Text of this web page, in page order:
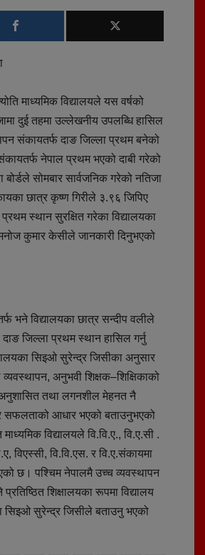
माध्यमिक विद्यालयले यस वर्षको
दुई तहमा उल्लेखनीय उपलब्धि हासिल
संकायतर्फ दाङ जिल्ला प्रथम बनेको
संकायतर्फ नेपाल प्रथम भएको दाबी गरेको
बोर्डले सोमबार सार्वजनिक गरेको नतिजा
छात्र कृष्ण गिरीले ३.९६ जिपिए
प्रथम स्थान सुरक्षित गरेका विद्यालयका
कुमार केसीले जानकारी दिनुभएको
भने विद्यालयका छात्र सन्दीप वलीले
जिल्ला प्रथम स्थान हासिल गर्नु
सिइओ सुरेन्द्र जिसीका अनुसार
अनुभवी शिक्षक–शिक्षिकाको
अनुशासित तथा लगनशील मेहनत नै
सफलताको आधार भएको बताउनुभएको
माध्यमिक विद्यालयले वि.वि.ए., वि.ए.सी .
विएस्सी, वि.वि.एस. र वि.ए.संकायमा
छ। पश्चिम नेपालमै उच्च व्यवस्थापन
शिक्षालयका रूपमा विद्यालय
सिइओ सुरेन्द्र जिसीले बताउनु भएको